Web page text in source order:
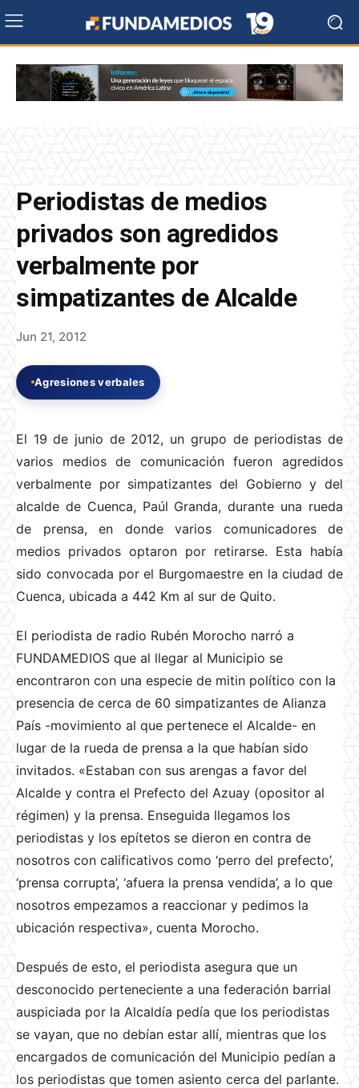
Periodistas de medios
privados son agredidos
verbalmente por
simpatizantes de Alcalde
Jun 21, 2012
Agresiones verbales
El 19 de junio de 2012, un grupo de periodistas de
varios medios de comunicación fueron agredidos
verbalmente por simpatizantes del Gobierno y del
alcalde de Cuenca, Paúl Granda, durante una rueda
de prensa, en donde varios comunicadores de
medios privados optaron por retirarse. Esta había
sido convocada por el Burgomaestre en la ciudad de
Cuenca, ubicada a 442 Km al sur de Quito.
El periodista de radio Rubén Morocho narró a
FUNDAMEDIOS que al llegar al Municipio se
encontraron con una especie de mitin político con la
presencia de cerca de 60 simpatizantes de Alianza
País -movimiento al que pertenece el Alcalde- en
lugar de la rueda de prensa a la que habían sido
invitados. «Estaban con sus arengas a favor del
Alcalde y contra el Prefecto del Azuay (opositor al
régimen) y la prensa. Enseguida llegamos los
periodistas y los epítetos se dieron en contra de
nosotros con calificativos como ‘perro del prefecto’,
‘prensa corrupta’, ‘afuera la prensa vendida’, a lo que
nosotros empezamos a reaccionar y pedimos la
ubicación respectiva», cuenta Morocho.
Después de esto, el periodista asegura que un
desconocido perteneciente a una federación barrial
auspiciada por la Alcaldía pedía que los periodistas
se vayan, que no debían estar allí, mientras que los
encargados de comunicación del Municipio pedían a
los periodistas que tomen asiento cerca del parlante.